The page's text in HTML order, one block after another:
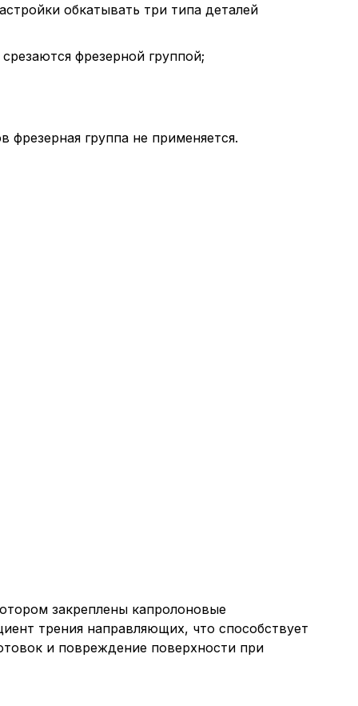
обкатывать три типа деталей
фрезерной группой;
группа не применяется.
закреплены капролоновые
трения направляющих, что способствует
и повреждение поверхности при